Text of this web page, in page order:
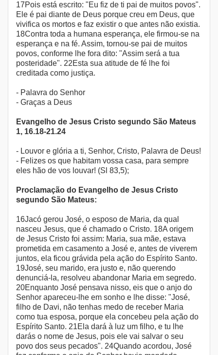
17Pois está escrito: "Eu fiz de ti pai de muitos povos".
Ele é pai diante de Deus porque creu em Deus, que
vivifica os mortos e faz existir o que antes não existia.
18Contra toda a humana esperança, ele firmou-se na
esperança e na fé. Assim, tornou-se pai de muitos
povos, conforme lhe fora dito: "Assim será a tua
posteridade". 22Esta sua atitude de fé lhe foi
creditada como justiça.
- Palavra do Senhor
- Graças a Deus
Evangelho de Jesus Cristo segundo São Mateus
1, 16.18-21.24
- Louvor e glória a ti, Senhor, Cristo, Palavra de Deus!
- Felizes os que habitam vossa casa, para sempre
eles hão de vos louvar! (Sl 83,5);
Proclamação do Evangelho de Jesus Cristo
segundo São Mateus:
16Jacó gerou José, o esposo de Maria, da qual
nasceu Jesus, que é chamado o Cristo. 18A origem
de Jesus Cristo foi assim: Maria, sua mãe, estava
prometida em casamento a José e, antes de viverem
juntos, ela ficou grávida pela ação do Espírito Santo.
19José, seu marido, era justo e, não querendo
denunciá-la, resolveu abandonar Maria em segredo.
20Enquanto José pensava nisso, eis que o anjo do
Senhor apareceu-lhe em sonho e lhe disse: "José,
filho de Davi, não tenhas medo de receber Maria
como tua esposa, porque ela concebeu pela ação do
Espírito Santo. 21Ela dará à luz um filho, e tu lhe
darás o nome de Jesus, pois ele vai salvar o seu
povo dos seus pecados". 24Quando acordou, José